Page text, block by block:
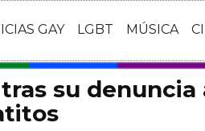
GAY LGBT MÚSICA
su denuncia